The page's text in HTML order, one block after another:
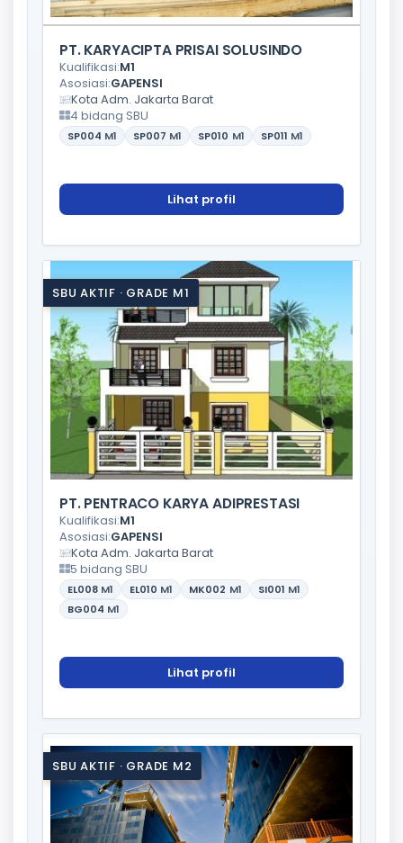
PT. KARYACIPTA PRISAI SOLUSINDO
Kualifikasi:M1
Asosiasi:GAPENSI
Kota Adm. Jakarta Barat
4 bidang SBU
SP004 M1 SP007 M1 SP010 M1 SP011 M1
Lihat profil
SBU AKTIF · GRADE M1
PT. PENTRACO KARYA ADIPRESTASI
Kualifikasi:M1
Asosiasi:GAPENSI
Kota Adm. Jakarta Barat
5 bidang SBU
EL008 M1 EL010 M1 MK002 M1 SI001 M1
BG004 M1
Lihat profil
SBU AKTIF · GRADE M2